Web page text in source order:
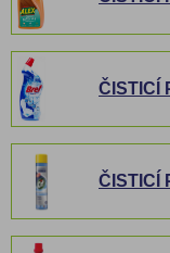
ČISTICÍ
ČISTICÍ